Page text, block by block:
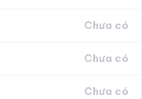
Chưa có
Chưa có
Chưa có